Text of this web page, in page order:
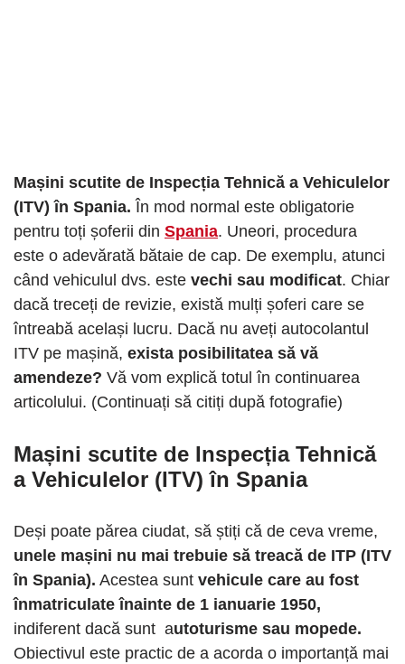
Mașini scutite de Inspecția Tehnică a Vehiculelor
(ITV) în Spania. În mod normal este obligatorie
pentru toți șoferii din Spania. Uneori, procedura
este o adevărată bătaie de cap. De exemplu, atunci
când vehiculul dvs. este vechi sau modificat. Chiar
dacă treceți de revizie, există mulți șoferi care se
întreabă același lucru. Dacă nu aveți autocolantul
ITV pe mașină, exista posibilitatea să vă
amendeze? Vă vom explică totul în continuarea
articolului. (Continuați să citiți după fotografie)
Mașini scutite de Inspecția Tehnică
a Vehiculelor (ITV) în Spania
Deși poate părea ciudat, să știți că de ceva vreme,
unele mașini nu mai trebuie să treacă de ITP (ITV
în Spania). Acestea sunt vehicule care au fost
înmatriculate înainte de 1 ianuarie 1950,
indiferent dacă sunt autoturisme sau mopede.
Obiectivul este practic de a acorda o importanță mai